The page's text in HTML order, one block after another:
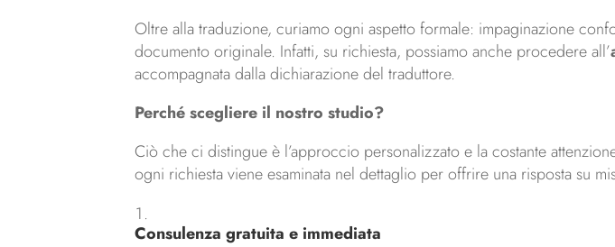
Oltre alla traduzione, curiamo ogni aspetto formale: impaginazione
documento originale. Infatti, su richiesta, possiamo anche procedere all’
accompagnata dalla dichiarazione del traduttore.
Perché scegliere il nostro studio?
Ciò che ci distingue è l’approccio personalizzato e la costante
ogni richiesta viene esaminata nel dettaglio per offrire una risposta su
Consulenza gratuita e immediata